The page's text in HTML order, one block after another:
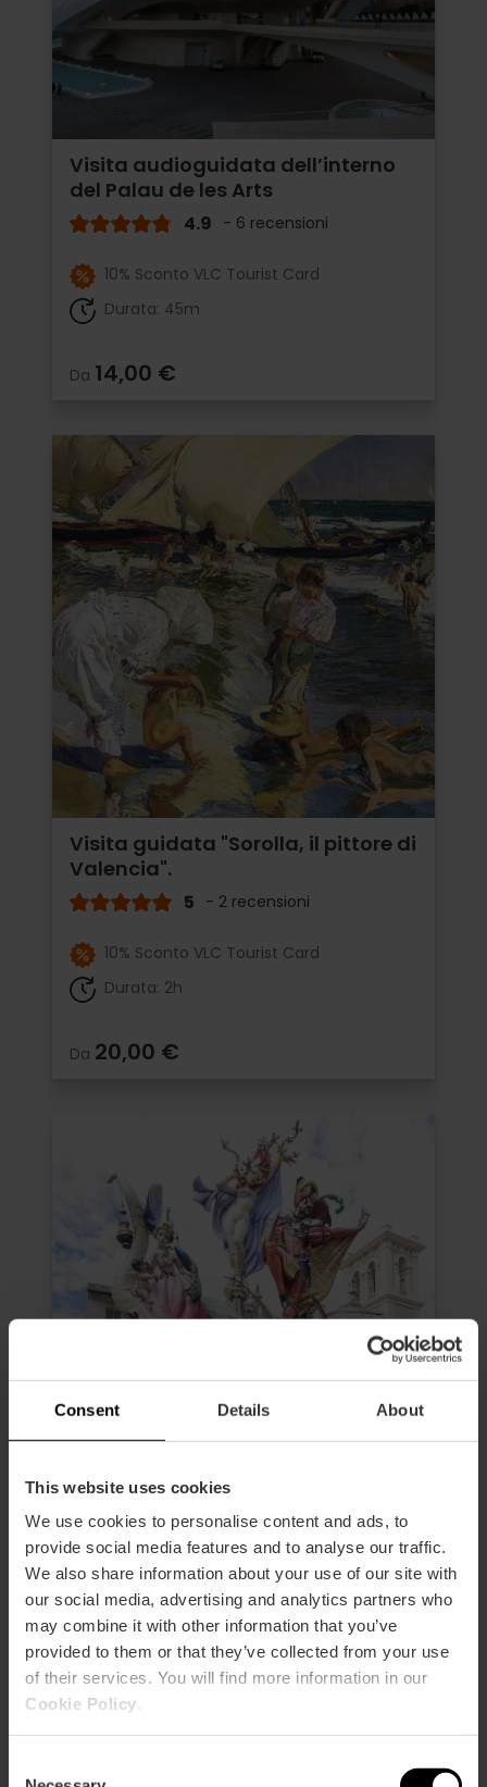
Consent Details About
This website uses cookies
We use cookies to personalise content and ads, to
provide social media features and to analyse our traffic.
We also share information about your use of our site with
our social media, advertising and analytics partners who
may combine it with other information that you’ve
provided to them or that they’ve collected from your use
of their services. You will find more information in our
Cookie Policy
Visita audioguidata dell’interno
del Palau de les Arts
4.9 - 6 recensioni
10% Sconto VLC Tourist Card
Durata: 45m
Da 14,00 €
Visita guidata "Sorolla, il pittore di
Valencia".
5 - 2 recensioni
10% Sconto VLC Tourist Card
Durata: 2h
Da 20,00 €
Visita guidata: le Fallas di
Valencia tutto l’anno
0 - 0 recensioni
Durata: 2h
Da35,00 €